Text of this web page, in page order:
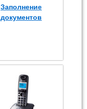
Заполнение
документов